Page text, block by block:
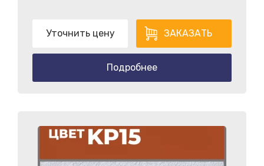
Уточнить цену ЗАКАЗАТЬ
Подробнее